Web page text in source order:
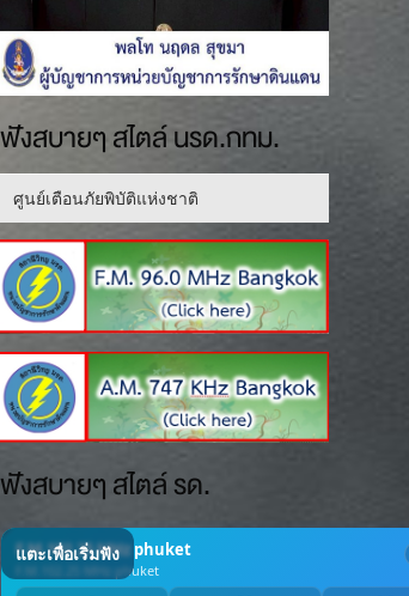
ฟังสบายๆ สไตล์ นรด.กทม.
ศูนย์เตือนภัยพิบัติแห่งชาติ
ฟังสบายๆ สไตล์ รด.